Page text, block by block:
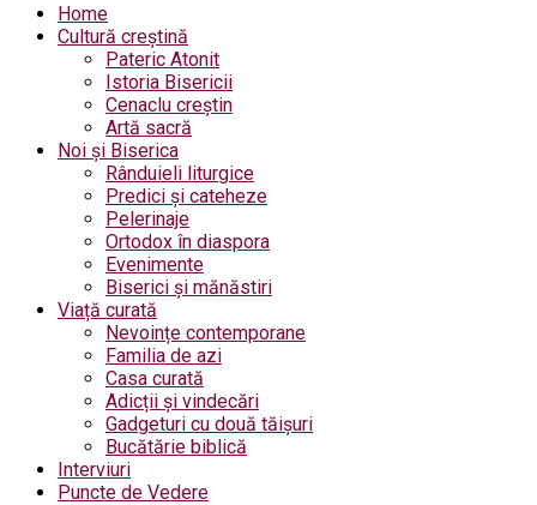
Home
Cultură creștină
Pateric Atonit
Istoria Bisericii
Cenaclu creștin
Artă sacră
Noi și Biserica
Rânduieli liturgice
Predici și cateheze
Pelerinaje
Ortodox în diaspora
Evenimente
Biserici și mănăstiri
Viață curată
Nevoințe contemporane
Familia de azi
Casa curată
Adicții și vindecări
Gadgeturi cu două tăișuri
Bucătărie biblică
Interviuri
Puncte de Vedere